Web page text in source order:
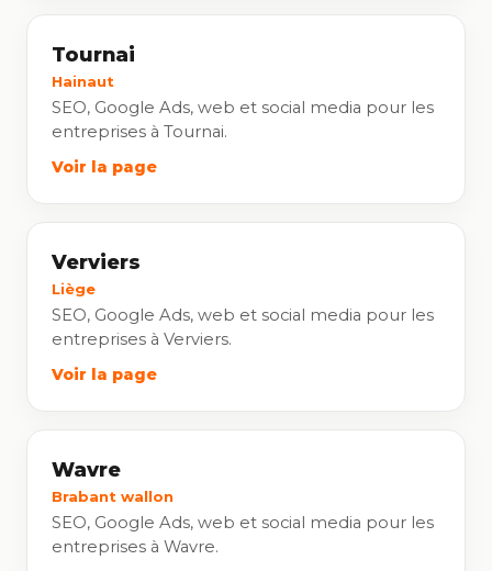
Tournai
Hainaut
SEO, Google Ads, web et social media pour les
entreprises à Tournai.
Voir la page
Verviers
Liège
SEO, Google Ads, web et social media pour les
entreprises à Verviers.
Voir la page
Wavre
Brabant wallon
SEO, Google Ads, web et social media pour les
entreprises à Wavre.